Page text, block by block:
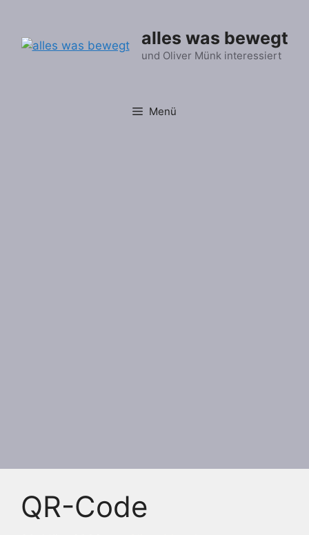
springen
alles was bewegt
und Oliver Münk interessiert
Menü
QR-Code